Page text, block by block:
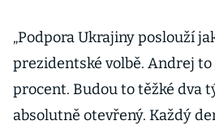
„Podpora Ukrajiny poslouží
prezidentské volbě. Andrej to
procent. Budou to těžké dva
absolutně otevřený. Každý